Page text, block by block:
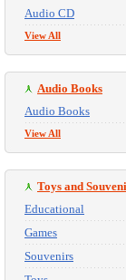
Audio CD
View All
Audio Books
Audio Books
View All
Toys and
Educational
Games
Souvenirs